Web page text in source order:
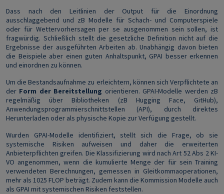
Dass nach den Leitlinien der Output für die Einordnung
ausschlaggebend und zB Modelle für Schach- und Computerspiele
oder für Wettervorhersagen per se ausgenommen sein sollen, ist
fragwürdig. Schließlich stellt die gesetzliche Definition nicht auf die
Ergebnisse der ausgeführten Arbeiten ab. Unabhängig davon bieten
die Beispiele aber einen guten Anhaltspunkt, GPAI besser erkennen
und einordnen zu können.
Um die Bestandsaufnahme zu erleichtern, können sich Verpflichtete an
der Form der Bereitstellung orientieren. GPAI-Modelle werden zB
regelmäßig über Bibliotheken (zB Hugging Face, GitHub),
Anwendungsprogrammierschnittstellen (API), durch direktes
Herunterladen oder als physische Kopie zur Verfügung gestellt.
Wurden GPAI-Modelle identifiziert, stellt sich die Frage, ob sie
systemische Risiken aufweisen und daher die erweiterten
Anbieterpflichten greifen. Die Klassifizierung wird nach Art 52 Abs 2 KI-
VO angenommen, wenn die kumulierte Menge der für sein Training
verwendeten Berechnungen, gemessen in Gleitkommaoperationen,
mehr als 1025 FLOP beträgt. Zudem kann die Kommission Modelle auch
als GPAI mit systemischen Risiken feststellen.